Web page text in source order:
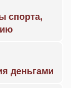
спорта,
деньгами